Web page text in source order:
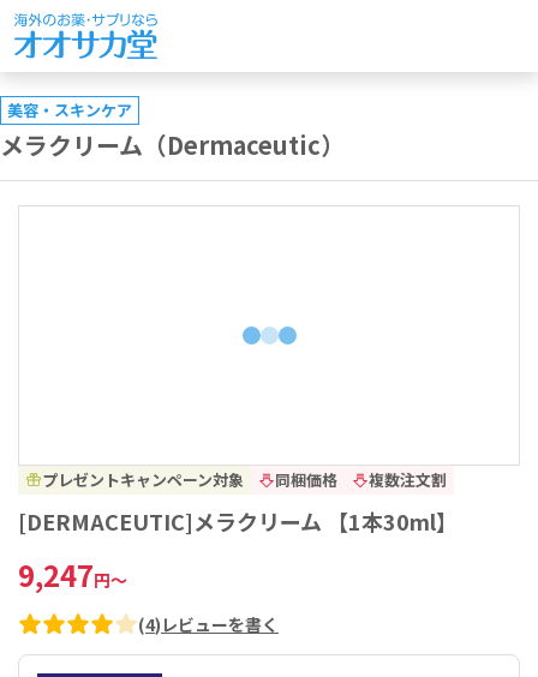
美容・スキンケア
メラクリーム（Dermaceutic）
プレゼントキャンペーン対象 同梱価格 複数注文割
[DERMACEUTIC]メラクリーム 【1本30ml】
9,247円～
(4) レビューを書く